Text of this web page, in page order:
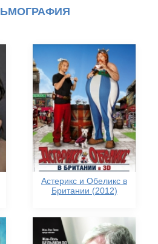
Астерикс и Обеликс в
Британии (2012)